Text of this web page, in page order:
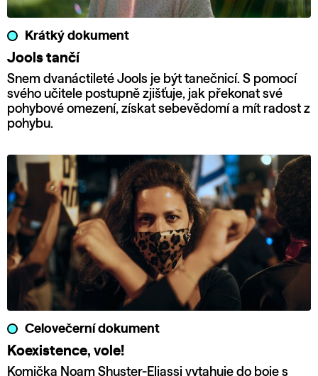
Krátký dokument
Jools tančí
Snem dvanáctileté Jools je být tanečnicí. S pomocí
svého učitele postupně zjišťuje, jak překonat své
pohybové omezení, získat sebevědomí a mít radost z
pohybu.
Celovečerní dokument
Koexistence, vole!
Komička Noam Shuster-Eliassi vytahuje do boje s